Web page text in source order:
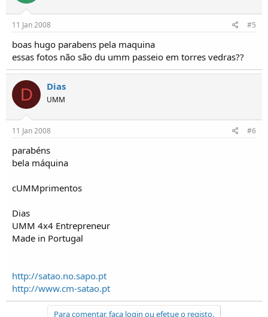
11 Jan 2008 #5
boas hugo parabens pela maquina
essas fotos não são du umm passeio em torres vedras??
D Dias
UMM
11 Jan 2008 #6
parabéns
bela máquina
cUMMprimentos
Dias
UMM 4x4 Entrepreneur
Made in Portugal
http://satao.no.sapo.pt
http://www.cm-satao.pt
Para comentar, faça login ou efetue o registo.